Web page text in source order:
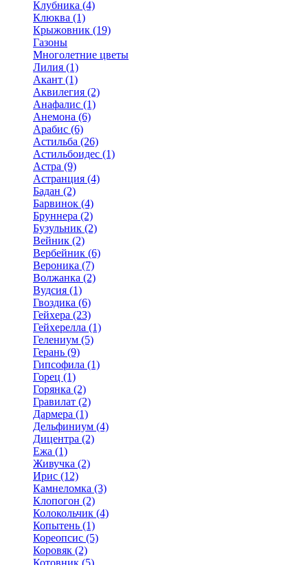
Клубника (4)
Клюква (1)
Крыжовник (19)
Газоны
Многолетние цветы
Лилия (1)
Акант (1)
Аквилегия (2)
Анафалис (1)
Анемона (6)
Арабис (6)
Астильба (26)
Астильбоидес (1)
Астра (9)
Астранция (4)
Бадан (2)
Барвинок (4)
Бруннера (2)
Бузульник (2)
Вейник (2)
Вербейник (6)
Вероника (7)
Волжанка (2)
Вудсия (1)
Гвоздика (6)
Гейхера (23)
Гейхерелла (1)
Гелениум (5)
Герань (9)
Гипсофила (1)
Горец (1)
Горянка (2)
Гравилат (2)
Дармера (1)
Дельфиниум (4)
Дицентра (2)
Ежа (1)
Живучка (2)
Ирис (12)
Камнеломка (3)
Клопогон (2)
Колокольчик (4)
Копытень (1)
Кореопсис (5)
Коровяк (2)
Котовник (5)